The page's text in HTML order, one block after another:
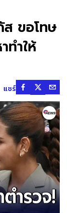
ส ขอโทษ
ทำให้
แชร์